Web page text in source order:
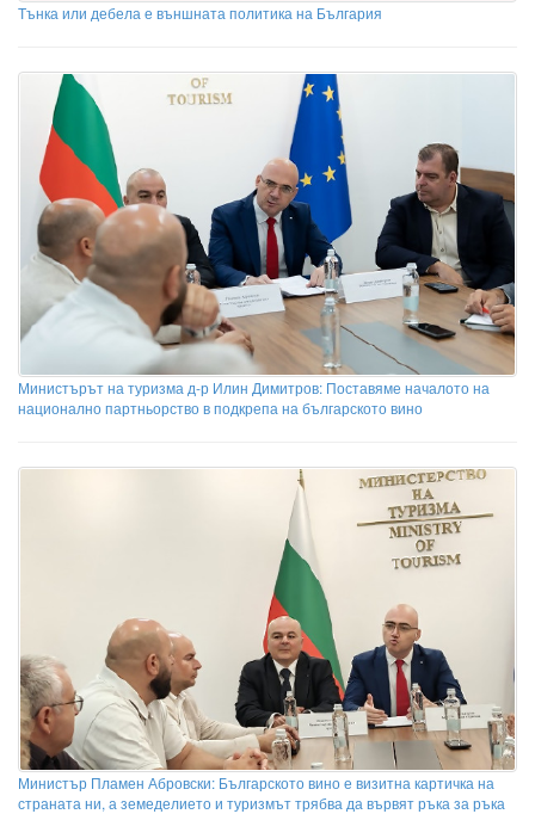
Тънка или дебела е външната политика на България
Министърът на туризма д-р Илин Димитров: Поставяме началото на
национално партньорство в подкрепа на българското вино
Министър Пламен Абровски: Българското вино е визитна картичка на
страната ни, а земеделието и туризмът трябва да вървят ръка за ръка